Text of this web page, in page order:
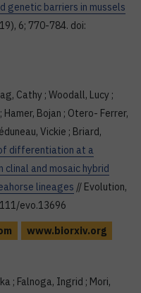
genetic barriers in mussels
6; 770-784. doi:
Cathy ; Woodall, Lucy ;
Hamer, Bojan ; Otero- Ferrer,
Vickie ; Briard,
differentiation at a
clinal and mosaic hybrid
lineages // Evolution,
evo.13696
www.biorxiv.org
; Falnoga, Ingrid ; Mori,